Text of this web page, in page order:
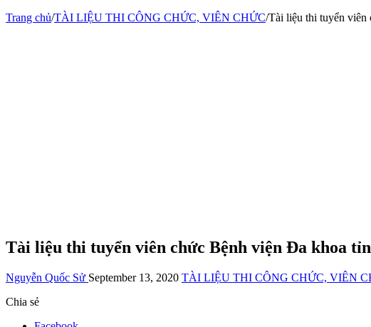
Trang chủ/TÀI LIỆU THI CÔNG CHỨC, VIÊN CHỨC/Tài liệu thi tuyển
Tài liệu thi tuyển viên chức Bệnh viện Đa khoa
Nguyễn Quốc Sử September 13, 2020 TÀI LIỆU THI CÔNG CHỨC, VIÊN
Chia sẻ